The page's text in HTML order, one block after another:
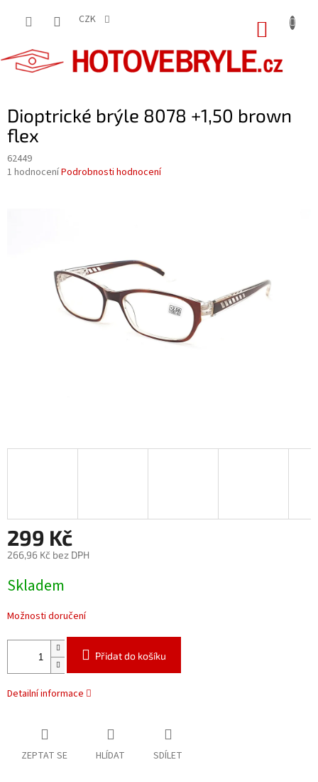
CZK
Dioptrické brýle 8078 +1,50 brown
flex
62449
Průměrné
1 hodnoceníPodrobnosti hodnocení
299 Kč
266,96 Kč bez DPH
cena:
Skladem
Možnosti doručení
Přidat do košíku
Detailní informace
ZEPTAT SE HLÍDAT SDÍLET